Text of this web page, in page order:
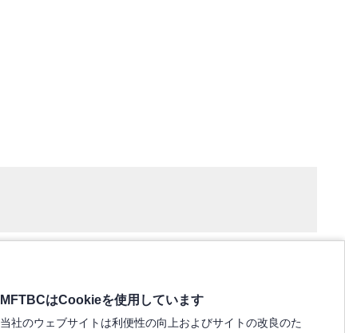
MFTBCはCookieを使用しています
当社のウェブサイトは利便性の向上およびサイトの改良のた